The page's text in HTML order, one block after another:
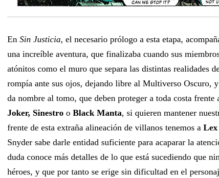
En Sin Justicia, el necesario prólogo a esta etapa,
una increíble aventura, que finalizaba cuando sus
atónitos como el muro que separa las distintas realidades
rompía ante sus ojos, dejando libre al Multiverso Oscuro,
da nombre al tomo, que deben proteger a toda costa frente
Joker, Sinestro o Black Manta, si quieren mantener
frente de esta extraña alineación de villanos tenemos a
Snyder sabe darle entidad suficiente para acaparar la
duda conoce más detalles de lo que está sucediendo que
héroes, y que por tanto se erige sin dificultad en el